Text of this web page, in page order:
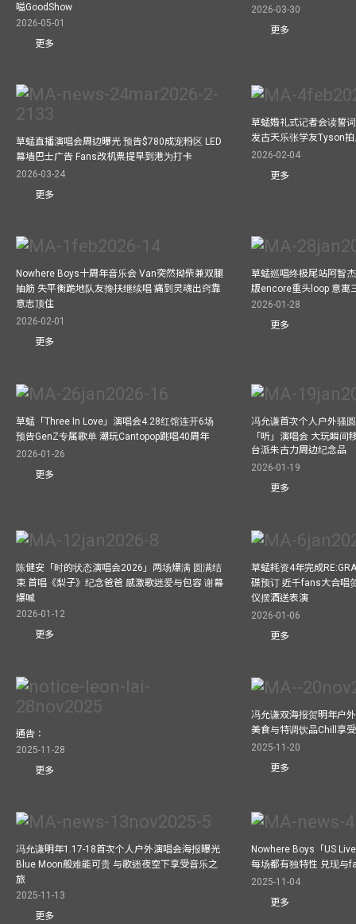
嗌GoodShow
2026-05-01
更多
2026-03-30
更多
草蜢直播演唱会周边曝光 预告$780成宠粉区 LED
幕墙巴士广告 Fans改机票提早到港为打卡
2026-03-24
更多
草蜢婚礼式记者会读誓
发古天乐张学友Tyson
2026-02-04
更多
Nowhere Boys十周年音乐会 Van突然拗柴兼双腿
抽筋 失平衡跪地队友搀扶继续唱 痛到灵魂出窍靠
意志顶住
2026-02-01
更多
草蜢巡唱终极尾站阿智
版encore重头loop 意寓
2026-01-28
更多
草蜢「Three In Love」演唱会4.28红馆连开6场
预告GenZ专属歌单 潮玩Cantopop跳唱40周年
2026-01-26
更多
冯允谦首次个人户外骚
「听」演唱会 大玩瞬
台派朱古力周边纪念品
2026-01-19
更多
陈健安「时的状态演唱会2026」两场爆满 圆满结
束 首唱《梨子》纪念爸爸 感激歌迷爱与包容 谢幕
爆喊
2026-01-12
更多
草蜢耗资4年完成
碟预订 近千fans大合唱
仪摆酒送表演
2026-01-06
更多
通告：
2025-11-28
更多
冯允谦双海报贺明年户
美食与特调饮品Chill享
2025-11-20
更多
冯允谦明年1.17-18首次个人户外演唱会海报曝光
Blue Moon般难能可贵 与歌迷夜空下享受音乐之
旅
2025-11-13
更多
Nowhere Boys「US
每场都有独特性 兑现与
2025-11-04
更多